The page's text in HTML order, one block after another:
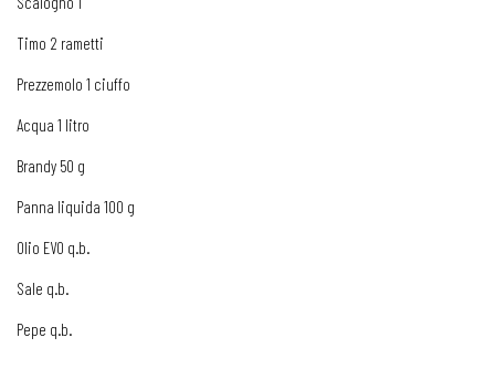
Timo 2 rametti
Prezzemolo 1 ciuffo
Acqua 1 litro
Brandy 50 g
Panna liquida 100 g
Olio EVO q.b.
Sale q.b.
Pepe q.b.